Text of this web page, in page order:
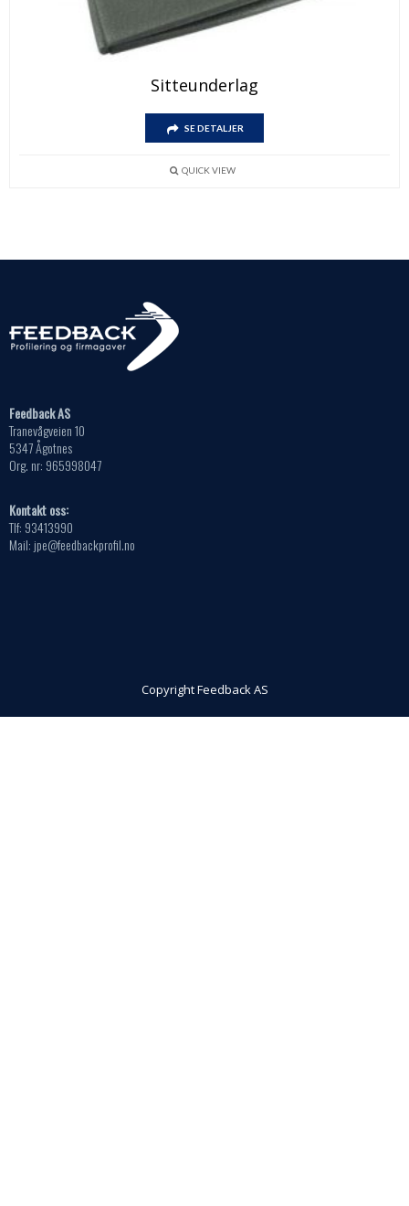
Sitteunderlag
SE DETALJER
QUICK VIEW
Feedback AS
Tranevågveien 10
5347 Ågotnes
Org. nr: 965998047
Kontakt oss:
Tlf: 93413990
Mail: jpe@feedbackprofil.no
Copyright Feedback AS